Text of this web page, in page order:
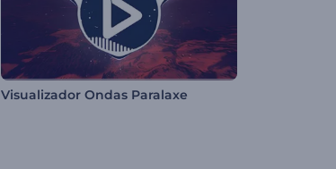
Visualizador Ondas Paralaxe